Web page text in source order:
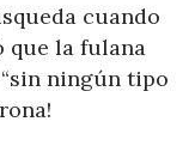
cuando
que la fulana
ningún tipo